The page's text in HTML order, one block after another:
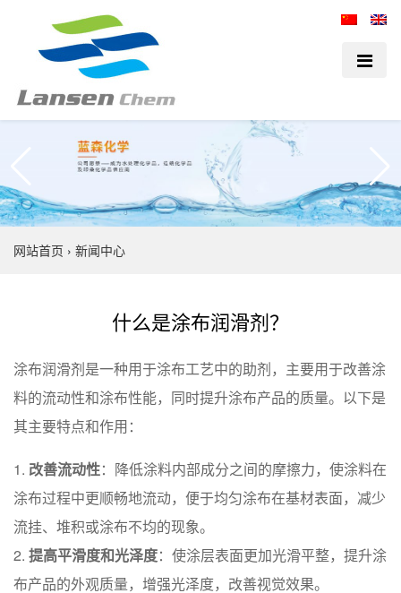
网站首页 › 新闻中心
什么是涂布润滑剂？
涂布润滑剂是一种用于涂布工艺中的助剂，主要用于改善涂
料的流动性和涂布性能，同时提升涂布产品的质量。以下是
其主要特点和作用：
改善流动性：降低涂料内部成分之间的摩擦力，使涂料在
涂布过程中更顺畅地流动，便于均匀涂布在基材表面，减少
流挂、堆积或涂布不均的现象。
提高平滑度和光泽度：使涂层表面更加光滑平整，提升涂
布产品的外观质量，增强光泽度，改善视觉效果。